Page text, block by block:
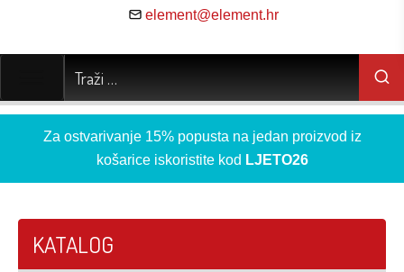
element@element.hr
Za ostvarivanje 15% popusta na jedan proizvod iz
košarice iskoristite kod LJETO26
KATALOG